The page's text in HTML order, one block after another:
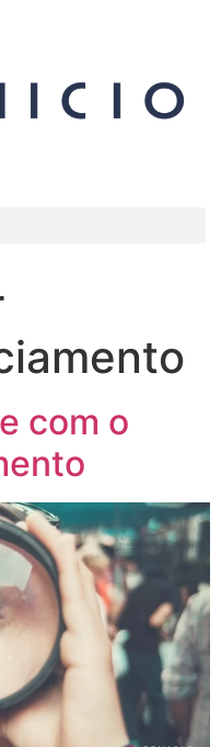
com o